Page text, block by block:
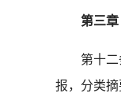
第三章
第十二条
报，分类摘